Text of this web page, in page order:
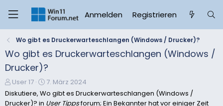
Anmelden Registrieren
Wo gibt es Druckerwarteschlangen (Windows / Drucker)?
Wo gibt es Druckerwarteschlangen (Windows /
Drucker)?
E
r
s
User 17
E
r
s
7. März 2024
Diskutiere, Wo gibt es Druckerwarteschlangen (Windows /
Drucker)? in User Tippsforum; Ein Bekannter hat vor einiger Zeit